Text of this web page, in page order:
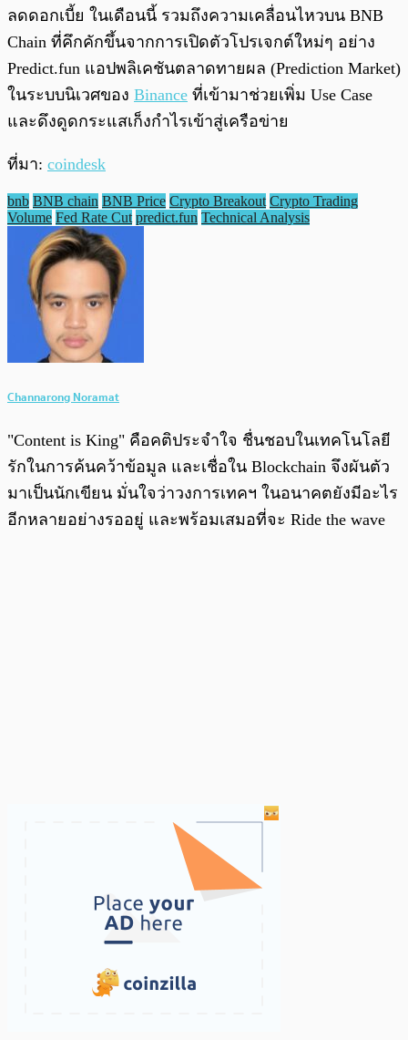
ลดดอกเบี้ย ในเดือนนี้ รวมถึงความเคลื่อนไหวบน BNB
Chain ที่คึกคักขึ้นจากการเปิดตัวโปรเจกต์ใหม่ๆ อย่าง
Predict.fun แอปพลิเคชันตลาดทายผล (Prediction Market)
ในระบบนิเวศของ Binance ที่เข้ามาช่วยเพิ่ม Use Case
และดึงดูดกระแสเก็งกำไรเข้าสู่เครือข่าย
ที่มา: coindesk
bnb BNB chain BNB Price Crypto Breakout Crypto Trading
Volume Fed Rate Cut predict.fun Technical Analysis
Channarong Noramat
"Content is King" คือคติประจำใจ ชื่นชอบในเทคโนโลยี
รักในการค้นคว้าข้อมูล และเชื่อใน Blockchain จึงผันตัว
มาเป็นนักเขียน มั่นใจว่าวงการเทคฯ ในอนาคตยังมีอะไร
อีกหลายอย่างรออยู่ และพร้อมเสมอที่จะ Ride the wave